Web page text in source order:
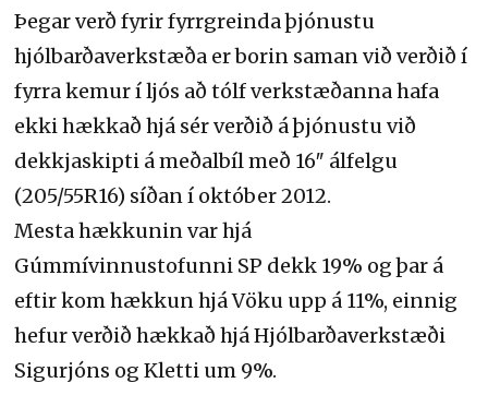
Þegar verð fyrir fyrrgreinda þjónustu
hjólbarðaverkstæða er borin saman við verðið í
fyrra kemur í ljós að tólf verkstæðanna hafa
ekki hækkað hjá sér verðið á þjónustu við
dekkjaskipti á meðalbíl með 16″ álfelgu
(205/55R16) síðan í október 2012.
Mesta hækkunin var hjá
Gúmmívinnustofunni SP dekk 19% og þar á
eftir kom hækkun hjá Vöku upp á 11%, einnig
hefur verðið hækkað hjá Hjólbarðaverkstæði
Sigurjóns og Kletti um 9%.